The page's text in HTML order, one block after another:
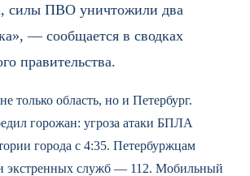
силы ПВО уничтожили два
— сообщается в сводках
правительства.
только область, но и Петербург.
горожан: угроза атаки БПЛА
города с 4:35. Петербуржцам
экстренных служб — 112. Мобильный